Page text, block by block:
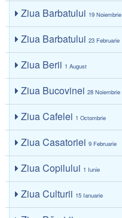
Ziua Barbatului 19 Noiembrie
Ziua Barbatului23 Februarie
Ziua Berii 1 August
Ziua Bucovinei28 Noiembrie
Ziua Cafelei 1 Octombrie
Ziua Casatoriei9 Februarie
Ziua Copilului 1 Iunie
Ziua Culturii 15 Ianuarie